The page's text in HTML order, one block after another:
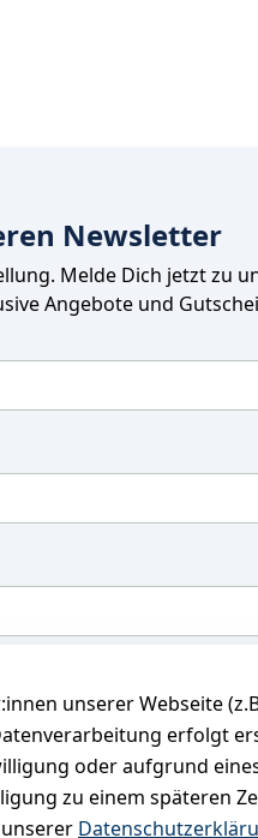
unserer Webseite
erfolgt
oder aufgrund
zu einem späteren
Newsletter
Melde Dich jetzt zu
Angebote und
jederzeit widerrufen.